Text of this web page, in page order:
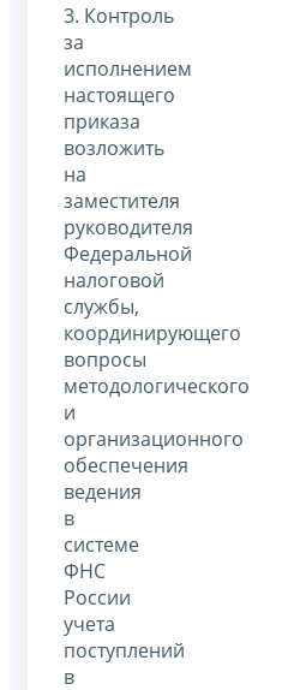
3. Контроль
за
исполнением
настоящего
приказа
возложить
на
заместителя
руководителя
Федеральной
налоговой
службы,
координирующего
вопросы
методологического
и
организационного
обеспечения
ведения
в
системе
ФНС
России
учета
поступлений
в